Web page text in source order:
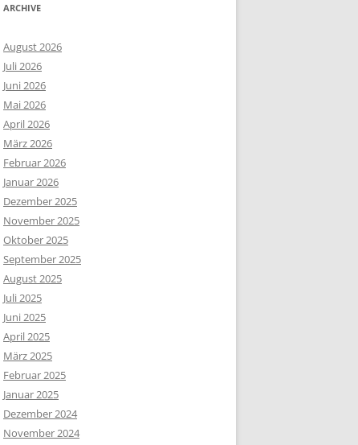
ARCHIVE
August 2026
Juli 2026
Juni 2026
Mai 2026
April 2026
März 2026
Februar 2026
Januar 2026
Dezember 2025
November 2025
Oktober 2025
September 2025
August 2025
Juli 2025
Juni 2025
April 2025
März 2025
Februar 2025
Januar 2025
Dezember 2024
November 2024